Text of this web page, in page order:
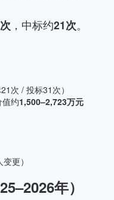
，中标约21次。
次 / 投标31次）
约1,500–2,723万元
更）
年）